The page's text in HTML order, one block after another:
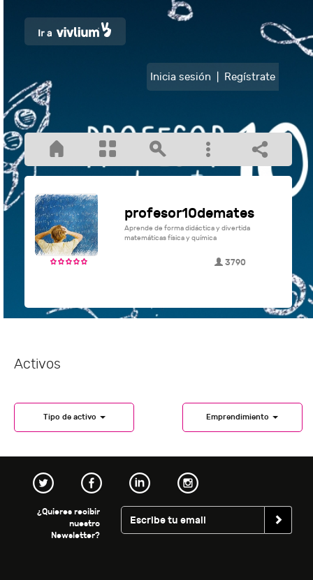
Inicia sesión Regístrate
profesor10demates
Aprende de forma didáctica y divertida
matemáticas física y química
3790
Activos
Tipo de activo Emprendimiento
¿Quieres recibir
nuestro
Newsletter?